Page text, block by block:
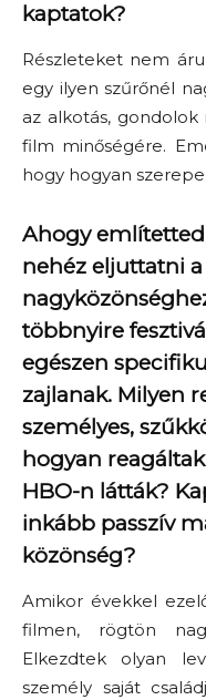
kaptatok?
Részleteket nem
egy ilyen szűrőnél
az alkotás,
film minőségére.
hogy hogyan
Ahogy
nehéz eljuttatni
többnyire
egészen
zajlanak. Milyen
személyes,
hogyan
HBO-n látták?
inkább passzív
közönség?
Amikor évekkel
filmen, rögtön
Elkezdtek olyan
személy saját